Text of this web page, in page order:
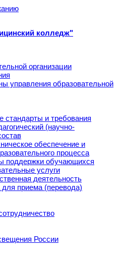
колледж"
организации
управления образовательной
стандарты и требования
(научно-
обеспечение и
процесса
поддержки обучающихся
услуги
деятельность
приема (перевода)
России